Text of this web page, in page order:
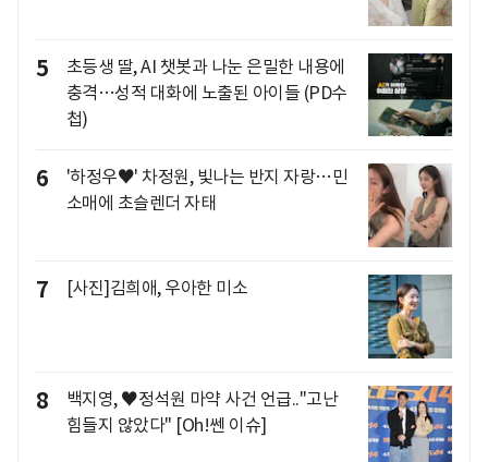
5
초등생 딸, AI 챗봇과 나눈 은밀한 내용에
충격…성적 대화에 노출된 아이들 (PD수
첩)
6
'하정우♥' 차정원, 빛나는 반지 자랑…민
소매에 초슬렌더 자태
7 [사진]김희애, 우아한 미소
8
백지영, ♥정석원 마약 사건 언급.."고난
힘들지 않았다" [Oh!쎈 이슈]